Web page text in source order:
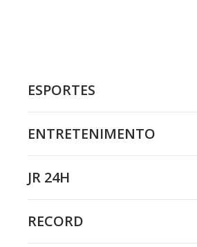
ESPORTES
ENTRETENIMENTO
JR 24H
RECORD